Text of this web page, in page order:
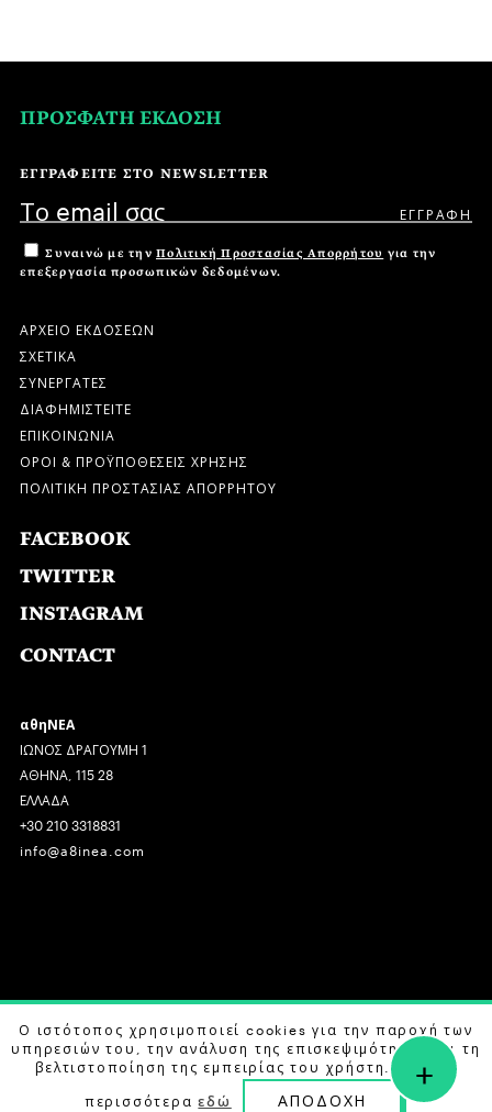
ΠΡΟΣΦΑΤΗ ΕΚΔΟΣΗ
ΕΓΓΡΑΦΕΙΤΕ ΣΤΟ NEWSLETTER
Συναινώ με την Πολιτική Προστασίας Απορρήτου για την
επεξεργασία προσωπικών δεδομένων.
ΑΡΧΕΙΟ ΕΚΔΟΣΕΩΝ
ΣΧΕΤΙΚΑ
ΣΥΝΕΡΓΑΤΕΣ
ΔΙΑΦΗΜΙΣΤΕΙΤΕ
ΕΠΙΚΟΙΝΩΝΙΑ
ΟΡΟΙ & ΠΡΟΫΠΟΘΕΣΕΙΣ ΧΡΗΣΗΣ
ΠΟΛΙΤΙΚΗ ΠΡΟΣΤΑΣΙΑΣ ΑΠΟΡΡΗΤΟΥ
FACEBOOK
TWITTER
INSTAGRAM
CONTACT
αθηΝΕΑ
ΙΩΝΟΣ ΔΡΑΓΟΥΜΗ 1
ΑΘΗΝΑ, 115 28
ΕΛΛΑΔΑ
+30 210 3318831
info@a8inea.com
COPYRIGHT © 2026 αθηΝΕΑ, ALL RIGHTS RESERVED.
DESIGN BY G DESIGN STUDIO. DEVELOPED BYB LABS
Ο ιστότοπος χρησιμοποιεί cookies για την παροχή των
υπηρεσιών του, την ανάλυση της επισκεψιμότητας και τη
βελτιστοποίηση της εμπειρίας του χρήστη. Μάθετε
περισσότεραεδώ ΑΠΟΔΟΧΗ
+